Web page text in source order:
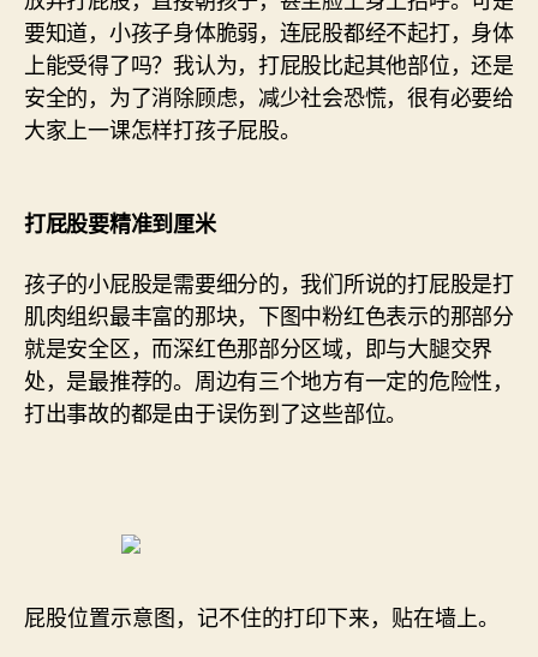
要知道，小孩子身体脆弱，连屁股都经不起打，身体
上能受得了吗？我认为，打屁股比起其他部位，还是
安全的，为了消除顾虑，减少社会恐慌，很有必要给
大家上一课怎样打孩子屁股。
打屁股要精准到厘米
孩子的小屁股是需要细分的，我们所说的打屁股是打
肌肉组织最丰富的那块，下图中粉红色表示的那部分
就是安全区，而深红色那部分区域，即与大腿交界
处，是最推荐的。周边有三个地方有一定的危险性，
打出事故的都是由于误伤到了这些部位。
屁股位置示意图，记不住的打印下来，贴在墙上。